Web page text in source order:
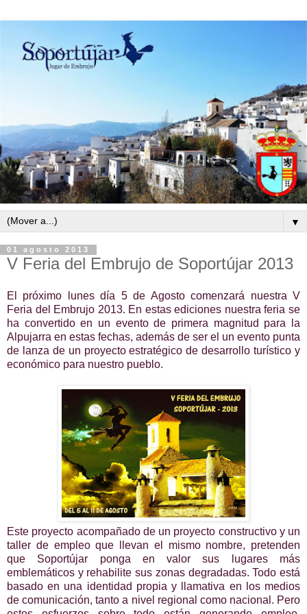
▼
01 agosto 2013
V Feria del Embrujo de Soportújar 2013
El próximo lunes día 5 de Agosto comenzará nuestra V
Feria del Embrujo 2013. En estas ediciones nuestra feria se
ha convertido en un evento de primera magnitud para la
Alpujarra en estas fechas, además de ser el un evento punta
de lanza de un proyecto estratégico de desarrollo turístico y
económico para nuestro pueblo.
Este proyecto acompañado de un proyecto constructivo y un
taller de empleo que llevan el mismo nombre, pretenden
que Soportújar ponga en valor sus lugares más
emblemáticos y rehabilite sus zonas degradadas. Todo está
basado en una identidad propia y llamativa en los medios
de comunicación, tanto a nivel regional como nacional. Pero